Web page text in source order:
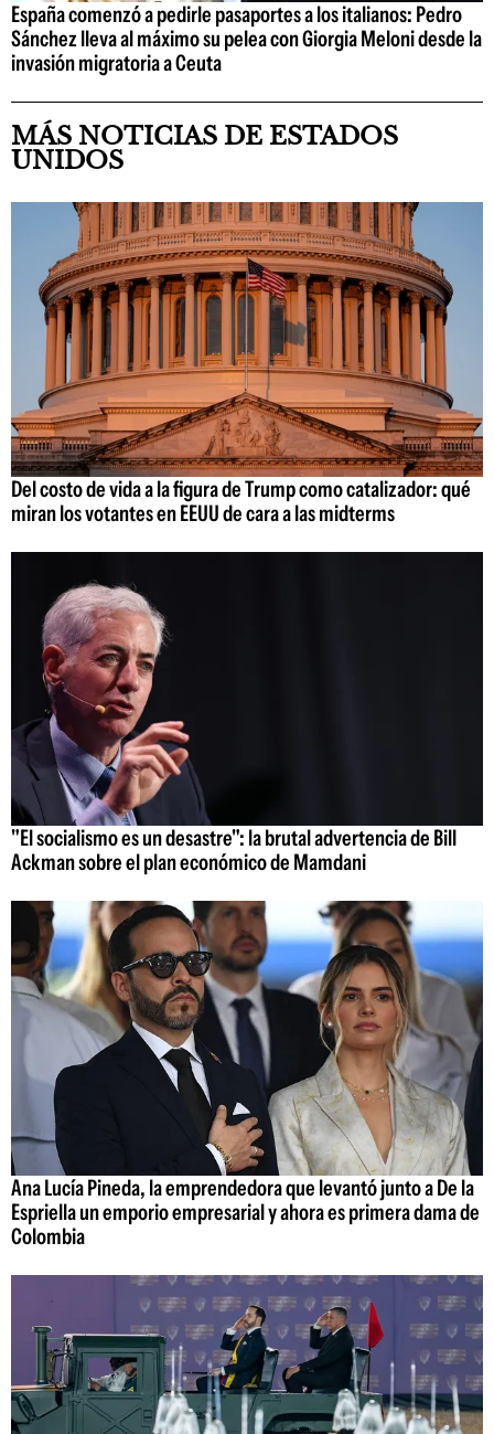
España comenzó a pedirle pasaportes a los italianos: Pedro
Sánchez lleva al máximo su pelea con Giorgia Meloni desde la
invasión migratoria a Ceuta
MÁS NOTICIAS DE ESTADOS
UNIDOS
Del costo de vida a la figura de Trump como catalizador: qué
miran los votantes en EEUU de cara a las midterms
"El socialismo es un desastre": la brutal advertencia de Bill
Ackman sobre el plan económico de Mamdani
Ana Lucía Pineda, la emprendedora que levantó junto a De la
Espriella un emporio empresarial y ahora es primera dama de
Colombia